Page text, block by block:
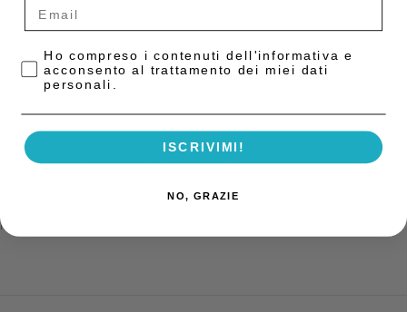
Ceram.x Spectra ST High Viscosity universal composito duro adatto per
scolpire si basa sull’avanzata tecnologia brevettata di riempitivi sferici.
inferiori ad un micron. La morfologia dei riempitivi SphereTEC, la
distribuzione di particelle di dimensioni differenti e la microstruttura
l’incredibile lavorabilità e maneggevolezza del composito e il suo
risultato estetico. Universal Composite Restorative
Privacy Policy
Ho compreso i contenuti dell'informativa e
acconsento al trattamento dei miei dati
personali.
ISCRIVIMI!
NO, GRAZIE